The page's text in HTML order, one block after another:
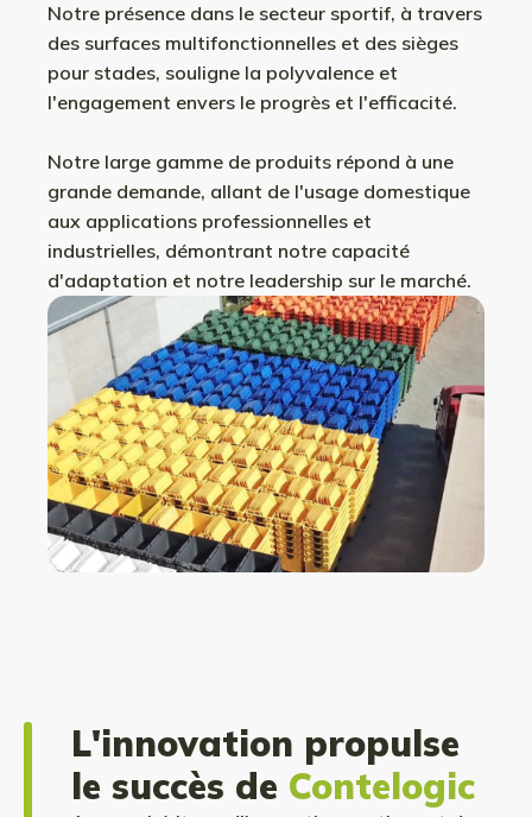
Notre présence dans le secteur sportif, à travers
des surfaces multifonctionnelles et des sièges
pour stades, souligne la polyvalence et
l'engagement envers le progrès et l'efficacité.
Notre large gamme de produits répond à une
grande demande, allant de l'usage domestique
aux applications professionnelles et
industrielles, démontrant notre capacité
d'adaptation et notre leadership sur le marché.
L'innovation propulse
le succès de Contelogic